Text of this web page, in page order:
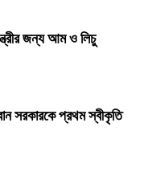
জন্য আম ও লিচু
সরকারকে প্রথম স্বীকৃতি